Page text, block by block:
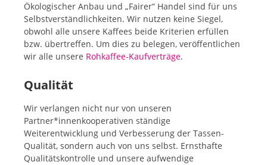
Ökologischer Anbau und „Fairer“ Handel sind für uns
Selbstverständlichkeiten. Wir nutzen keine Siegel,
obwohl alle unsere Kaffees beide Kriterien erfüllen
bzw. übertreffen. Um dies zu belegen, veröffentlichen
wir alle unsere Rohkaffee-Kaufverträge.
Qualität
Wir verlangen nicht nur von unseren
Partner*innenkooperativen ständige
Weiterentwicklung und Verbesserung der Tassen-
Qualität, sondern auch von uns selbst. Ernsthafte
Qualitätskontrolle und unsere aufwendige